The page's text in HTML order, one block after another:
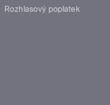
Rozhlasový poplatek